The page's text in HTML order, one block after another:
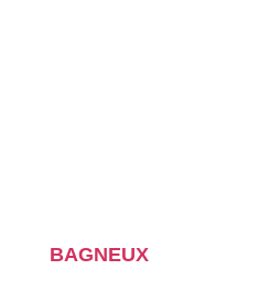
BAGNEUX